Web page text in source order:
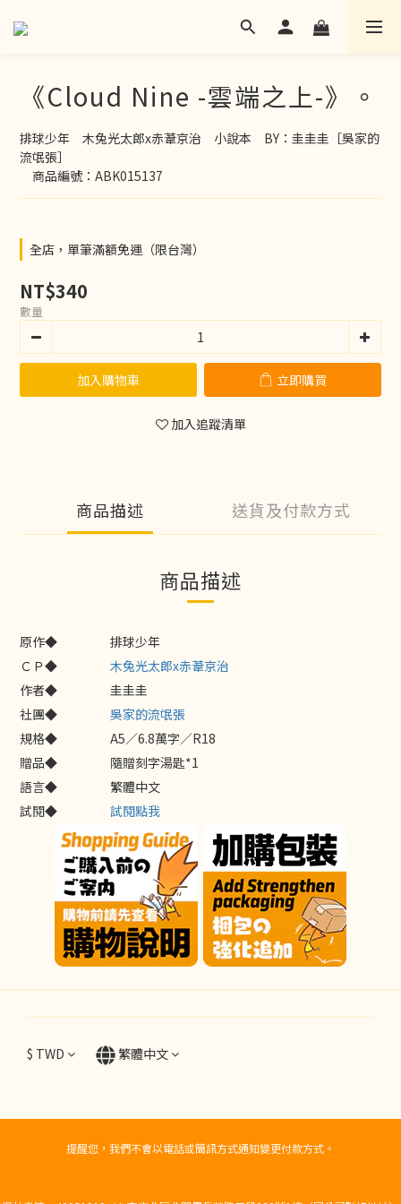
《Cloud Nine -雲端之上-》。
排球少年　木兔光太郎x赤葦京治　小說本　BY：圭圭圭［吳家的
流氓張］
商品編號：ABK015137
全店，單筆滿額免運（限台灣）
NT$340
數量
加入購物車 立即購買
加入追蹤清單
商品描述 送貨及付款方式
商品描述
原作◆
排球少年
ＣＰ◆
木兔光太郎x赤葦京治
作者◆
圭圭圭
社團◆
吳家的流氓張
規格◆
A5／6.8萬字／R18
贈品◆
隨贈刻字湯匙*1
語言◆
繁體中文
試閱◆
試閱點我
$ TWD 繁體中文
提醒您，我們不會以電話或簡訊方式通知變更付款方式。